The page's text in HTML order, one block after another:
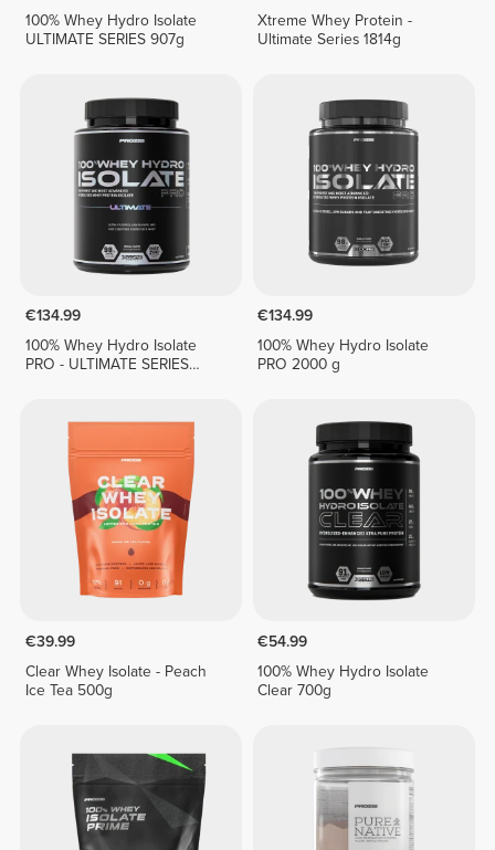
100% Whey Hydro Isolate
ULTIMATE SERIES 907g
Xtreme Whey Protein -
Ultimate Series 1814g
€134.99
100% Whey Hydro Isolate
PRO - ULTIMATE SERIES
€134.99
100% Whey Hydro Isolate
PRO 2000 g
€39.99
Clear Whey Isolate - Peach
Ice Tea 500g
€54.99
100% Whey Hydro Isolate
Clear 700g